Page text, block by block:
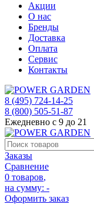
Акции
О нас
Бренды
Доставка
Оплата
Сервис
Контакты
8 (495) 724-14-25
8 (800) 505-51-87
Ежедневно с 9 до 21
Заказы
Сравнение
0 товаров,
на сумму: -
Оформить заказ